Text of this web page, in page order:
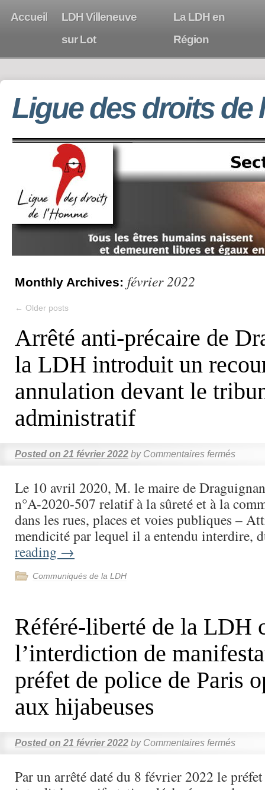
Accueil
LDH Villeneuve
sur Lot
La LDH en
Région
Ligue des droits de
Monthly Archives: février 2022
← Older posts
Arrêté anti-précaire de
la LDH introduit un
annulation devant le
administratif
Posted on 21 février 2022 by Commentaires fermés
Le 10 avril 2020, M. le maire de
n°A-2020-507 relatif à la sûreté et à la
dans les rues, places et voies publiques –
mendicité par lequel il a entendu
reading →
Communiqués de la LDH
Référé-liberté de la LDH
l’interdiction de
préfet de police de Paris
aux hijabeuses
Posted on 21 février 2022 by Commentaires fermés
Par un arrêté daté du 8 février 2022 le